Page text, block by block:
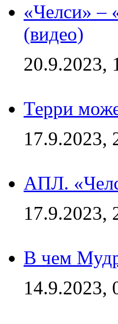
«Челси» –
(видео)
20.9.2023,
Терри
17.9.2023,
АПЛ.
17.9.2023,
В чем
14.9.2023,